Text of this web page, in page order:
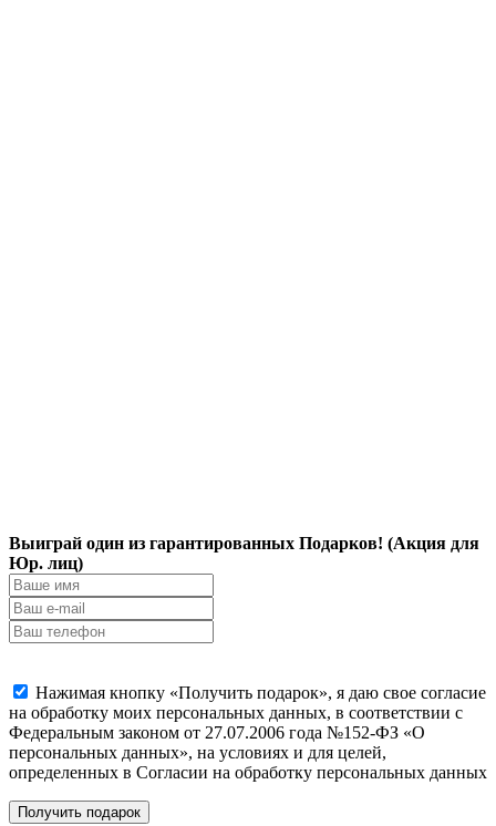
Выиграй один из гарантированных Подарков! (Акция для
Юр. лиц)
Нажимая кнопку «Получить подарок», я даю свое согласие
на обработку моих персональных данных, в соответствии с
Федеральным законом от 27.07.2006 года №152-ФЗ «О
персональных данных», на условиях и для целей,
определенных в Согласии на обработку персональных данных